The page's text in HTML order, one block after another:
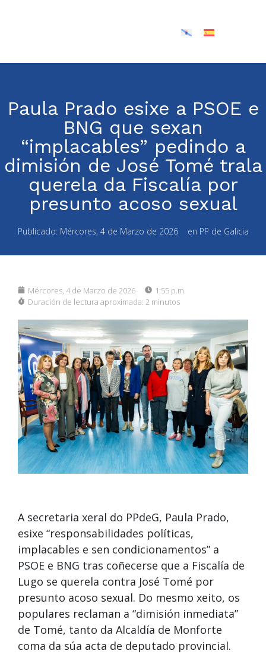
Paula Prado esixe a PSOE e
BNG que sexan
“implacables” pedindo a
dimisión de José Tomé trala
querela da Fiscalía por
presunto acoso sexual
Publicado: Mércores, 4 de Marzo de 2026 en PP de Galicia
Mércores, 4 de Marzo de 2026
1:55 p.m.
Duración de lectura aproximada: 2 minutos
A secretaria xeral do PPdeG, Paula Prado,
esixe “responsabilidades políticas,
implacables e sen condicionamentos” a
PSOE e BNG tras coñecerse que a Fiscalía de
Lugo se querela contra José Tomé por
presunto acoso sexual. Do mesmo xeito, os
populares reclaman a “dimisión inmediata”
de Tomé, tanto da Alcaldía de Monforte
coma da súa acta de deputado provincial.